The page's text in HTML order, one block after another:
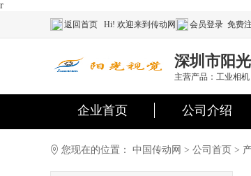
r
返回首页 Hi! 欢迎来到传动网 会员登录 免费
深圳市阳
主营产品：工业相机
企业首页 公司介绍
您现在的位置： 中国传动网 > 公司首页 >